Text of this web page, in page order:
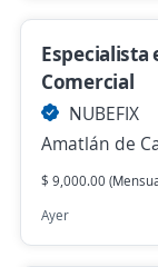
Especialista
Comercial
NUBEFIX
Amatlán de
$ 9,000.00
Ayer